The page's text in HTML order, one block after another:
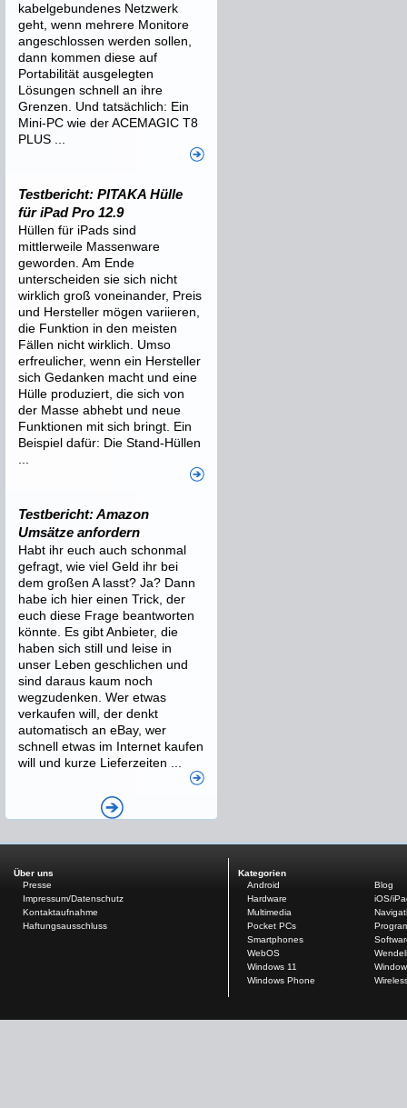
kabelgebundenes Netzwerk
geht, wenn mehrere Monitore
angeschlossen werden sollen,
dann kommen diese auf
Portabilität ausgelegten
Lösungen schnell an ihre
Grenzen. Und tatsächlich: Ein
Mini-PC wie der ACEMAGIC T8
PLUS ...
Testbericht: PITAKA Hülle
für iPad Pro 12.9
Hüllen für iPads sind
mittlerweile Massenware
geworden. Am Ende
unterscheiden sie sich nicht
wirklich groß voneinander, Preis
und Hersteller mögen variieren,
die Funktion in den meisten
Fällen nicht wirklich. Umso
erfreulicher, wenn ein Hersteller
sich Gedanken macht und eine
Hülle produziert, die sich von
der Masse abhebt und neue
Funktionen mit sich bringt. Ein
Beispiel dafür: Die Stand-Hüllen
Testbericht: Amazon
Umsätze anfordern
Habt ihr euch auch schonmal
gefragt, wie viel Geld ihr bei
dem großen A lasst? Ja? Dann
habe ich hier einen Trick, der
euch diese Frage beantworten
könnte. Es gibt Anbieter, die
haben sich still und leise in
unser Leben geschlichen und
sind daraus kaum noch
wegzudenken. Wer etwas
verkaufen will, der denkt
automatisch an eBay, wer
schnell etwas im Internet kaufen
will und kurze Lieferzeiten ...
Über uns
Presse
Impressum/Datenschutz
Kontaktaufnahme
Haftungsausschluss
Kategorien
Android
Blog
Hardware
iOS/
Multimedia
Pocket PCs
Smartphones
WebOS
Windows 11
Windows Phone